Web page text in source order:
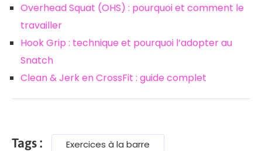
Overhead Squat (OHS) : pourquoi et comment le
travailler
Hook Grip : technique et pourquoi l’adopter au
Snatch
Clean & Jerk en CrossFit : guide complet
Tags : Exercices à la barre